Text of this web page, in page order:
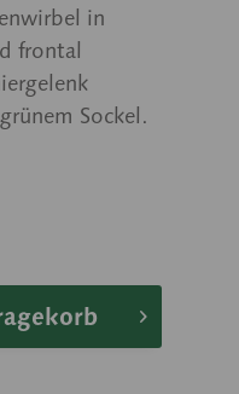
in
frontal
Sockel.